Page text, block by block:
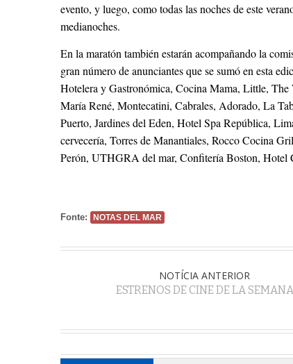
evento, y luego, como todas las noches de este
medianoches.
En la maratón también estarán acompañando la
gran número de anunciantes que se sumó en esta
Hotelera y Gastronómica, Cocina Mama, Little,
María René, Montecatini, Cabrales, Adorado, La
Puerto, Jardines del Eden, Hotel Spa República,
cervecería, Torres de Manantiales, Rocco Cocina
Perón, UTHGRA del mar, Confitería Boston, Hotel
Fonte: NOTAS DEL MAR
NOTÍCIA ANTERIOR
ESTRENOS DE CINE DE LA SEMANA